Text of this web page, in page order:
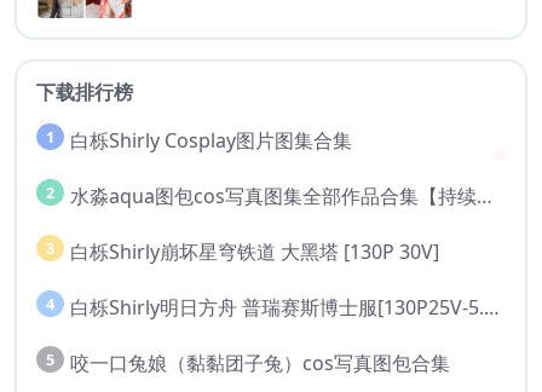
下载排行榜
1 白栎Shirly Cosplay图片图集合集
2 水淼aqua图包cos写真图集全部作品合集【持续更新..】
3 白栎Shirly崩坏星穹铁道 大黑塔 [130P 30V]
4 白栎Shirly明日方舟 普瑞赛斯博士服[130P25V-5.76G]
5 咬一口兔娘（黏黏团子兔）cos写真图包合集